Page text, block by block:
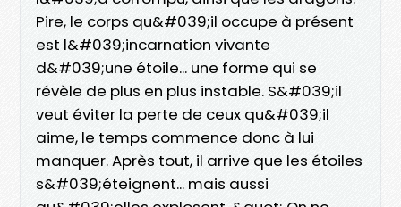
Pire, le corps qu&#039;il occupe à présent
est l&#039;incarnation vivante
d&#039;une étoile... une forme qui se
révèle de plus en plus instable. S&#039;il
veut éviter la perte de ceux qu&#039;il
aime, le temps commence donc à lui
manquer. Après tout, il arrive que les étoiles
s&#039;éteignent... mais aussi